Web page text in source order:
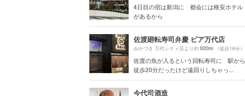
4日目の宿は新潟に 都会には格安ホテル
があるから
佐渡廻転寿司弁慶 ピア万代店
みかづき 万代シティ店より約920m （徒歩16分）
佐渡の魚が入るという回転寿司に 駅から
徒歩20分だったけど遠回りしちゃっ...
今代司酒造